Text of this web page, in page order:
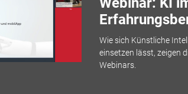
Wie sich Künstliche
einsetzen lässt, zeigen
Webinars.